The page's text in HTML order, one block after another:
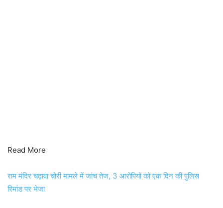
Read More
राम मंदिर चढ़ावा चोरी मामले में जांच तेज, 3 आरोपियों को एक दिन की पुलिस
रिमांड पर भेजा